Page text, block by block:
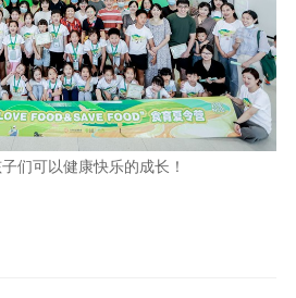
们可以健康快乐的成长！